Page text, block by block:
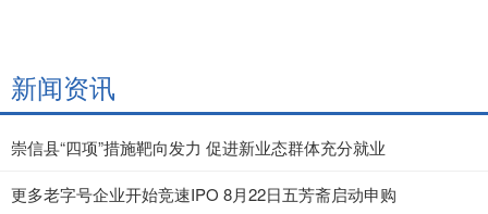
新闻资讯
崇信县“四项”措施靶向发力 促进新业态群体充分就业
更多老字号企业开始竞速IPO 8月22日五芳斋启动申购